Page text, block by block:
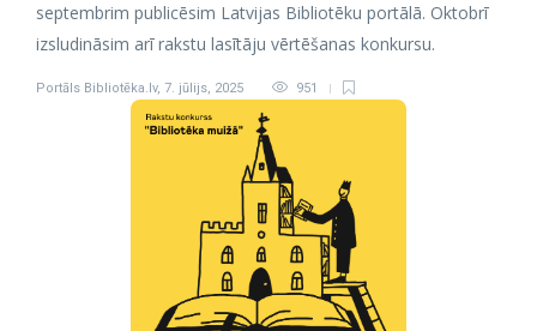
septembrim publicēsim Latvijas Bibliotēku portālā. Oktobrī
izsludināsim arī rakstu lasītāju vērtēšanas konkursu.
Portāls Bibliotēka.lv, 7. jūlijs, 2025 951